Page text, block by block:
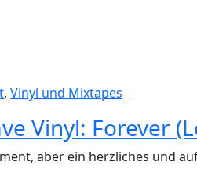
, Vinyl und Mixtapes
Vinyl: Forever
aber ein herzliches und